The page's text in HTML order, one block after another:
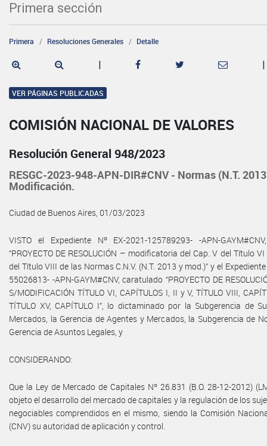
Primera sección
Primera Resoluciones Generales Detalle
VER PÁGINAS PUBLICADAS
COMISIÓN NACIONAL DE VALORES
Resolución General 948/2023
RESGC-2023-948-APN-DIR#CNV - Normas (N.T.
Modificación.
Ciudad de Buenos Aires, 01/03/2023
VISTO el Expediente Nº EX-2021-125789293- -APN-
“PROYECTO DE RESOLUCIÓN – modificatoria del Cap. V del Título
del Título VIII de las Normas C.N.V. (N.T. 2013 y mod.)” y el
55026813- -APN-GAYM#CNV, caratulado “PROYECTO DE
S/MODIFICACIÓN TÍTULO VI, CAPÍTULOS I, II y V, TÍTULO VIII,
TÍTULO XV, CAPÍTULO I”, lo dictaminado por la Subgerencia de
Mercados, la Gerencia de Agentes y Mercados, la Subgerencia de
Gerencia de Asuntos Legales, y
CONSIDERANDO:
Que la Ley de Mercado de Capitales Nº 26.831 (B.O. 28-12-2012)
objeto el desarrollo del mercado de capitales y la regulación de los
negociables comprendidos en el mismo, siendo la Comisión
(CNV) su autoridad de aplicación y control.